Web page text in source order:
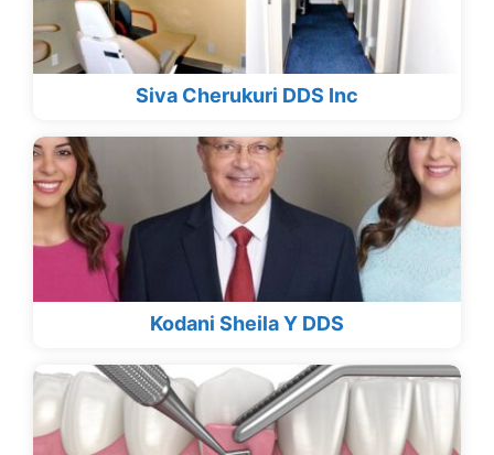
Siva Cherukuri DDS Inc
Kodani Sheila Y DDS